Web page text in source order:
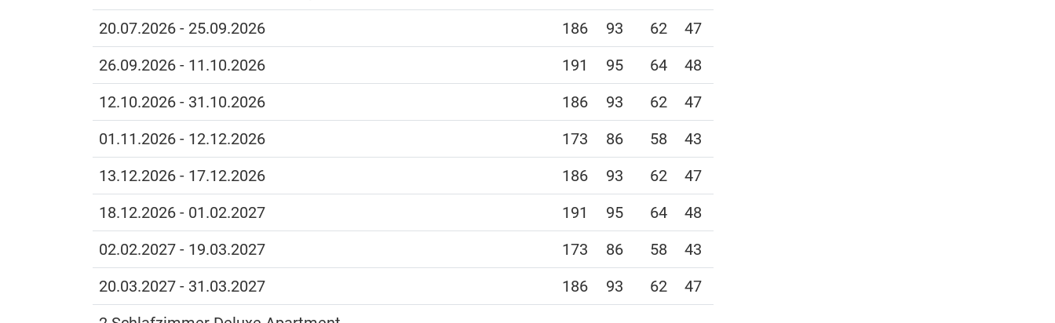
20.07.2026 - 25.09.2026
186 93 62
47
26.09.2026 - 11.10.2026
191 95 64
48
12.10.2026 - 31.10.2026
186 93 62
47
01.11.2026 - 12.12.2026
173 86 58
43
13.12.2026 - 17.12.2026
186 93 62
47
18.12.2026 - 01.02.2027
191 95 64
48
02.02.2027 - 19.03.2027
173 86 58
43
20.03.2027 - 31.03.2027
186 93 62
47